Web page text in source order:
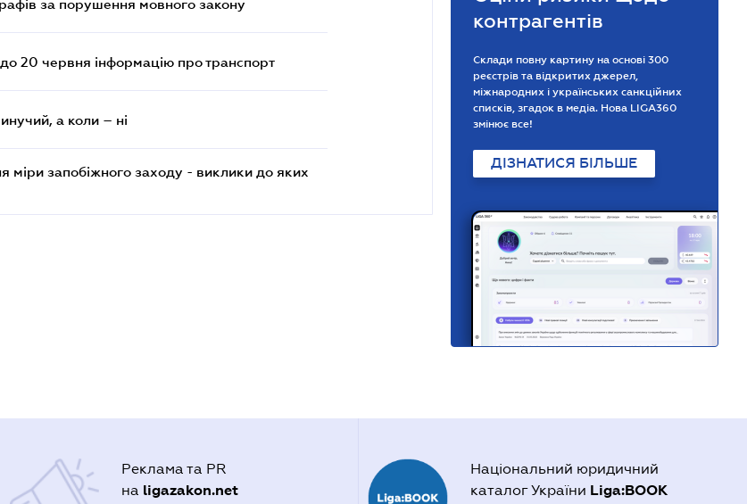
за порушення мовного закону
20 червня інформацію про транспорт
а коли – ні
міри запобіжного заходу - виклики до яких
контрагентів
Склади повну картину на основі 300
реєстрів та відкритих джерел,
міжнародних і українських санкційних
списків, згадок в медіа. Нова LIGA360
змінює все!
ДІЗНАТИСЯ БІЛЬШЕ
Реклама та PR
на ligazakon.net
Національний юридичний
каталог України Liga:BOOK